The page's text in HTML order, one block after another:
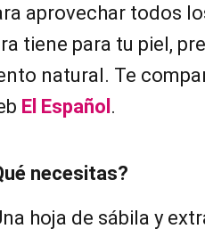
aprovechar todos
tiene para tu piel,
natural. Te
El Español .
necesitas?
hoja de sábila y